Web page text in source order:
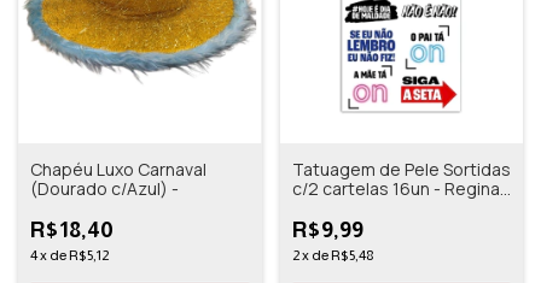
Chapéu Luxo Carnaval
(Dourado c/Azul) -
R$18,40
4x de R$5,12
Tatuagem de Pele Sortidas
c/2 cartelas 16un - Regina
R$9,99
2x de R$5,48